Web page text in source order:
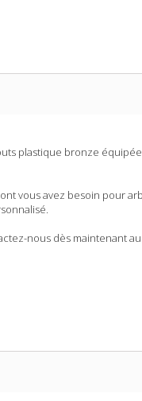
plastique bronze
vous avez besoin pour
nous dès maintenant au